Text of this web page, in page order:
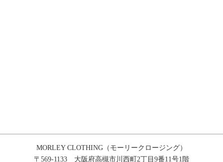
MORLEY CLOTHING（モーリークロージング）
〒569-1133 大阪府高槻市川西町2丁目9番11号1階